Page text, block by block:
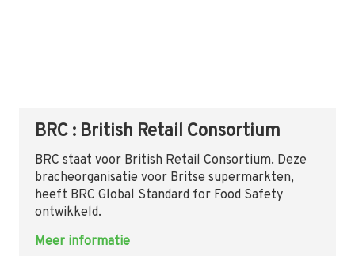
BRC : British Retail Consortium
BRC staat voor British Retail Consortium. Deze
bracheorganisatie voor Britse supermarkten,
heeft BRC Global Standard for Food Safety
ontwikkeld.
Meer informatie